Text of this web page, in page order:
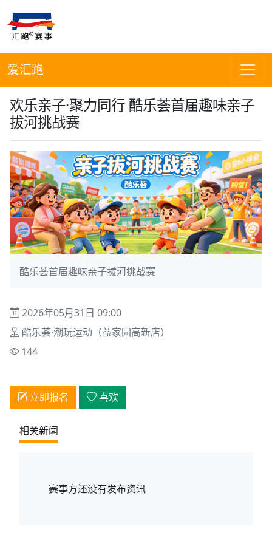
爱汇跑
欢乐亲子·聚力同行 酷乐荟首届趣味亲子
拔河挑战赛
酷乐荟首届趣味亲子拔河挑战赛
2026年05月31日 09:00
酷乐荟·潮玩运动（益家园高新店）
144
立即报名 喜欢
相关新闻
赛事方还没有发布资讯